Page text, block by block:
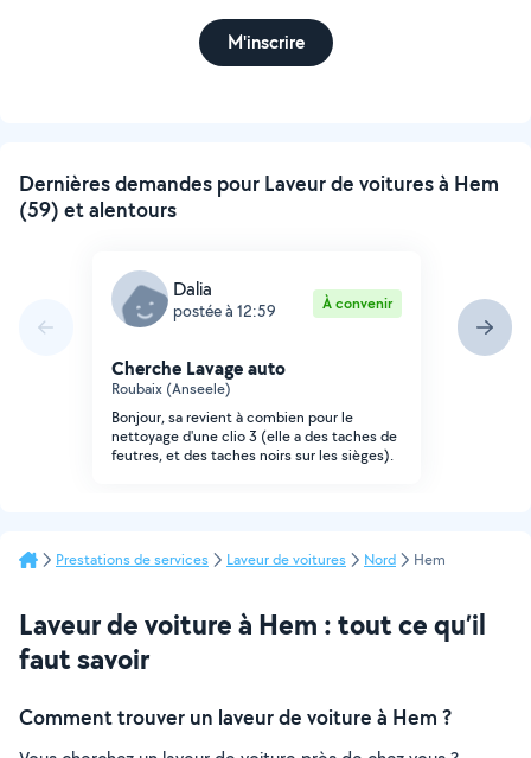
M'inscrire
Dernières demandes pour Laveur de voitures à Hem
(59) et alentours
Dalia
postée à 12:59 À convenir
Cherche Lavage auto
Roubaix (Anseele)
Bonjour, sa revient à combien pour le
nettoyage d'une clio 3 (elle a des taches de
feutres, et des taches noirs sur les sièges).
Prestations de services Laveur de voitures Nord Hem
Laveur de voiture à Hem : tout ce qu’il
faut savoir
Comment trouver un laveur de voiture à Hem ?